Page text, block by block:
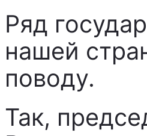
Ряд
нашей
поводу.
Так,